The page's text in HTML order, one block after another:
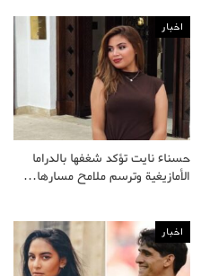
اخبار
حسناء نايت تؤكد شغفها بالدراما
الأمازيغية وترسم ملامح مسارها…
اخبار